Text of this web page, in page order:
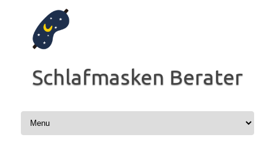
springen
Schlafmasken Berater